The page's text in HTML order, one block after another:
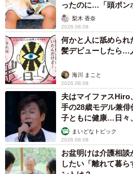
ったのに…「頭ポン
「尊…」
梨木 香奈
2026.08.08
何かと人に舐めら
髪デビューしたら…
海川 まこと
2026.08.08
夫はマイファスHiro
手の28歳モデル兼
子ともに健康…日々
まいどなトピック
2026.08.08
お盆明けは介護相
したい「離れて暮